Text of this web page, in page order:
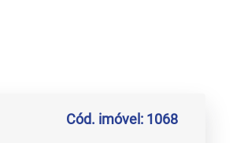
Cód. imóvel: 1068